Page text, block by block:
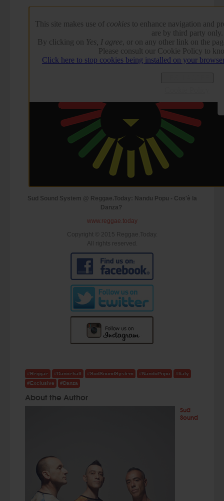
Sud Sound System @ Reggae.Today: Nandu Popu - Cos'è la
Danza?
www.reggae.today
Copyright © 2015 Reggae.Today.
All rights reserved.
#Reggae #Dancehall #SudSoundSystem #NanduPopu
#Italy
#Exclusive
#Danza
About the Author
Sud
Sound